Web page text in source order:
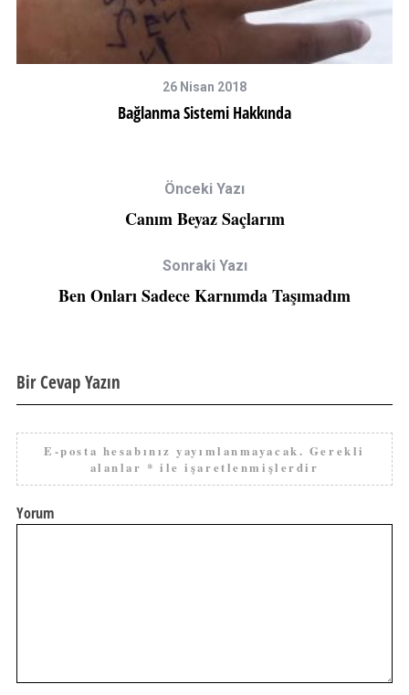
26 Nisan 2018
Bağlanma Sistemi Hakkında
Önceki Yazı
Canım Beyaz Saçlarım
Sonraki Yazı
Ben Onları Sadece Karnımda Taşımadım
Bir Cevap Yazın
E-posta hesabınız yayımlanmayacak. Gerekli
alanlar * ile işaretlenmişlerdir
Yorum